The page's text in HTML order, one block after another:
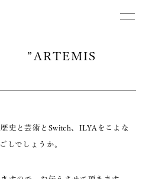
”ARTEMIS
史と芸術とSwitch、ILYAをこよな
しでしょうか。